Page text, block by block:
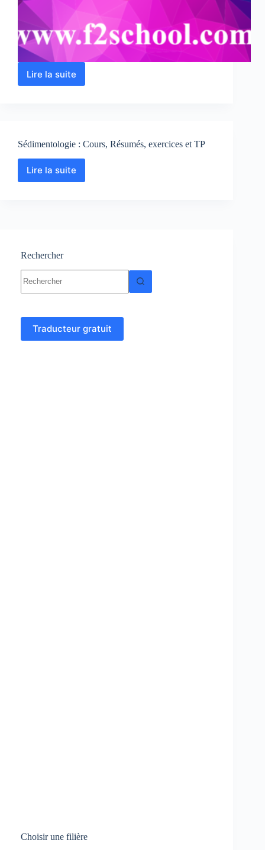
Lire la suite
Roche
Exercices-
corrigés
Sédimentologie : Cours, Résumés, exercices et TP
Lire la suiteSédimentologie
Rechercher
résultat
Traducteur gratuit
Choisir une filière